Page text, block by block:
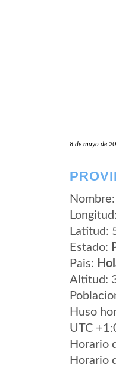
8 de mayo de
Latitud:
Estado:
Pais:
Altitud:
Huso
UTC
Horario
Horario